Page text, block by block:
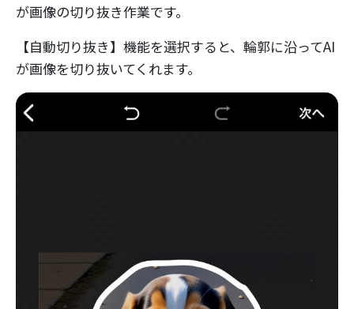
が画像の切り抜き作業です。
【自動切り抜き】機能を選択すると、輪郭に沿ってAI
が画像を切り抜いてくれます。